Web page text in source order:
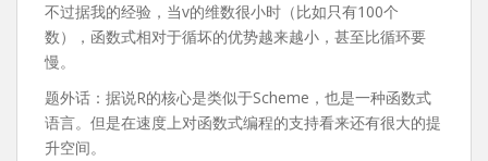
不过据我的经验，当v的维数很小时（比如只有100个
数），函数式相对于循坏的优势越来越小，甚至比循环要
慢。
题外话：据说R的核心是类似于Scheme，也是一种函数式
语言。但是在速度上对函数式编程的支持看来还有很大的提
升空间。